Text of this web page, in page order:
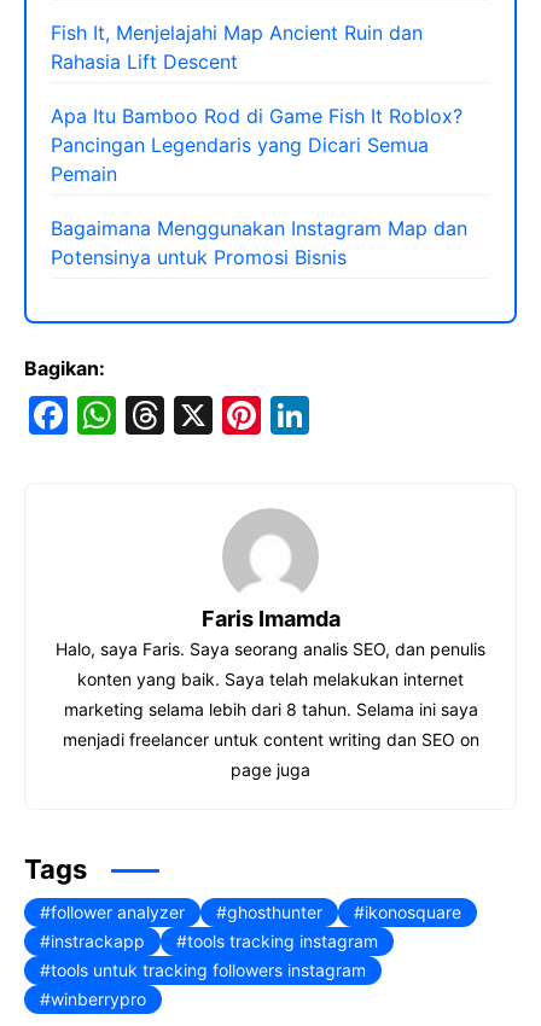
Fish It, Menjelajahi Map Ancient Ruin dan
Rahasia Lift Descent
Apa Itu Bamboo Rod di Game Fish It Roblox?
Pancingan Legendaris yang Dicari Semua
Pemain
Bagaimana Menggunakan Instagram Map dan
Potensinya untuk Promosi Bisnis
Bagikan:
F
o
k
W
p
T
X
Pi
e
st
e
dI
n
Faris Imamda
Halo, saya Faris. Saya seorang analis SEO, dan penulis
konten yang baik. Saya telah melakukan internet
marketing selama lebih dari 8 tahun. Selama ini saya
menjadi freelancer untuk content writing dan SEO on
page juga
Tags
follower analyzer ghosthunter
ikonosquare
instrackapp
tools tracking instagram
tools untuk tracking followers instagram
winberrypro